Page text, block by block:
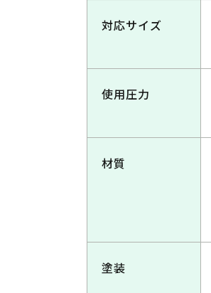
対応サイズ
使用圧力
材質
塗装